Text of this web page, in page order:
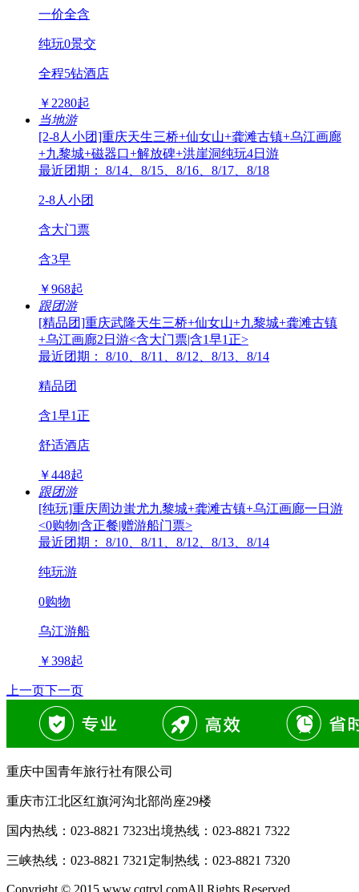
一价全含
纯玩0景交
全程5钻酒店
￥ 2280起
当地游
[2-8人小团]重庆天生三桥+仙女山+龚滩古镇+乌江画廊
+九黎城+磁器口+解放碑+洪崖洞纯玩4日游
最近团期： 8/14、8/15、8/16、8/17、8/18
2-8人小团
含大门票
含3早
￥968起
跟团游
[精品团]重庆武隆天生三桥+仙女山+九黎城+龚滩古镇
+乌江画廊2日游<含大门票|含1早1正>
最近团期： 8/10、8/11、8/12、8/13、8/14
精品团
含1早1正
舒适酒店
￥448起
跟团游
[纯玩]重庆周边蚩尤九黎城+龚滩古镇+乌江画廊一日游
<0购物|含正餐|赠游船门票>
最近团期： 8/10、8/11、8/12、8/13、8/14
纯玩游
0购物
乌江游船
￥398起
上一页下一页
重庆中国青年旅行社有限公司
重庆市江北区红旗河沟北部尚座29楼
国内热线： 023-8821 7323出境热线： 023-8821 7322
三峡热线： 023-8821 7321 定制热线： 023-8821 7320
Copyright © 2015 www.cqtrvl.comAll Rights Reserved